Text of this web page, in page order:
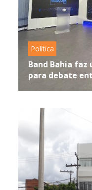
Política
Band Bahia
para debate